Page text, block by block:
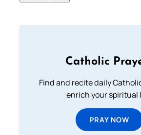
Catholic
Find and recite daily
enrich your spiritual
PRAY NOW